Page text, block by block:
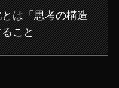
は「思考の構造
こと